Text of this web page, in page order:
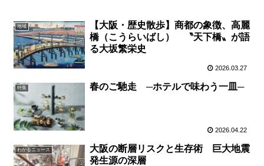
地域
【大阪・歴史散歩】商都の象徴、高麗
橋（こうらいばし） 〝天下橋〟が語
る大坂繁栄史
2026.03.27
特集 春のご馳走 ─ホテルで味わう一皿─
2026.04.22
わかるニュース
大阪の断層リスクと生存術 巨大地震
発生源の深層